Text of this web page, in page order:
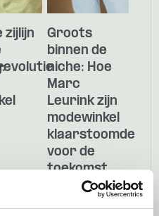
zijlijn
Groots
binnen de
niche: Hoe
Marc
Leurink zijn
modewinkel
klaarstoomde
voor de
toekomst